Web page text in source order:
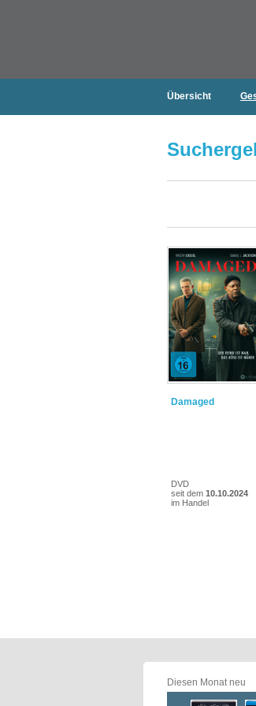
Übersicht
Damaged
DVD
seit dem 10.10.2024
im Handel
Diesen Monat neu